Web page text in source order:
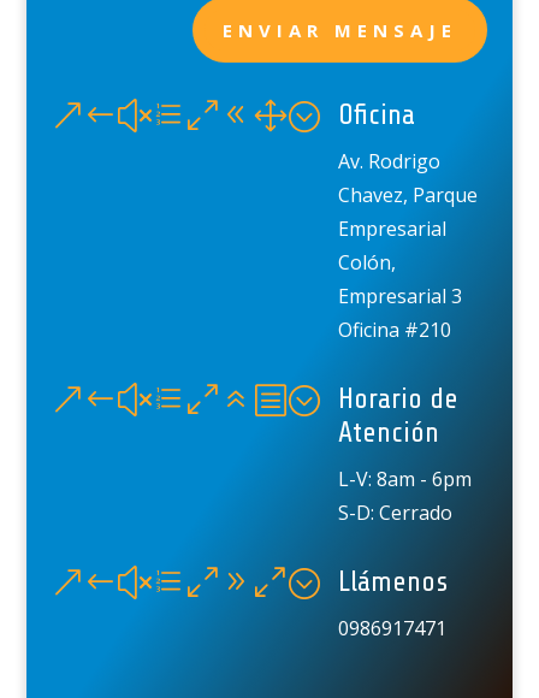
ENVIAR MENSAJE
&#xe081; Oficina
Av. Rodrigo
Chavez, Parque
Empresarial
Colón,
Empresarial 3
Oficina #210
&#xe06b;
Horario de
Atención
L-V: 8am - 6pm
S-D: Cerrado
&#xe090; Llámenos
0986917471